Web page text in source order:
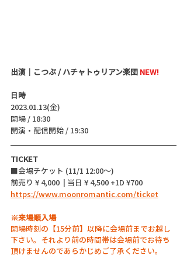
出演｜こつぶ / ハチャトゥリアン楽団 NEW!
日時
2023.01.13(金)
開場 / 18:30
開演・配信開始 / 19:30
TICKET
■会場チケット (11/1 12:00〜)
前売り ¥ 4,000  | 当日 ¥ 4,500 +1D ¥700
https://www.moonromantic.com/ticket
※来場順入場
開場時刻の【15分前】以降に会場前までお越し
下さい。それより前の時間帯は会場前でお待ち
頂けませんのであらかじめご了承ください。